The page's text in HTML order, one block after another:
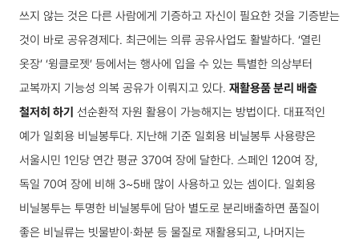
쓰지 않는 것은 다른 사람에게 기증하고 자신이 필요한 것을 기증받는
것이 바로 공유경제다. 최근에는 의류 공유사업도 활발하다. ‘열린
옷장’ ‘윙클로젯’ 등에서는 행사에 입을 수 있는 특별한 의상부터
교복까지 기능성 의복 공유가 이뤄지고 있다. 재활용품 분리 배출
철저히 하기 선순환적 자원 활용이 가능해지는 방법이다. 대표적인
예가 일회용 비닐봉투다. 지난해 기준 일회용 비닐봉투 사용량은
서울시민 1인당 연간 평균 370여 장에 달한다. 스페인 120여 장,
독일 70여 장에 비해 3~5배 많이 사용하고 있는 셈이다. 일회용
비닐봉투는 투명한 비닐봉투에 담아 별도로 분리배출하면 품질이
좋은 비닐류는 빗물받이·화분 등 물질로 재활용되고, 나머지는